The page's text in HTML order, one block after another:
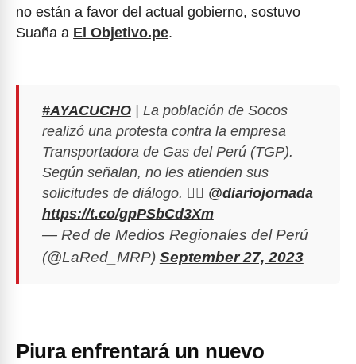
no están a favor del actual gobierno, sostuvo
Suaña a El Objetivo.pe.
#AYACUCHO| La población de Socos
realizó una protesta contra la empresa
Transportadora de Gas del Perú (TGP).
Según señalan, no les atienden sus
solicitudes de diálogo. ✍🏼 @diariojornada
https://t.co/gpPSbCd3Xm
— Red de Medios Regionales del Perú
(@LaRed_MRP) September 27, 2023
Piura enfrentará un nuevo